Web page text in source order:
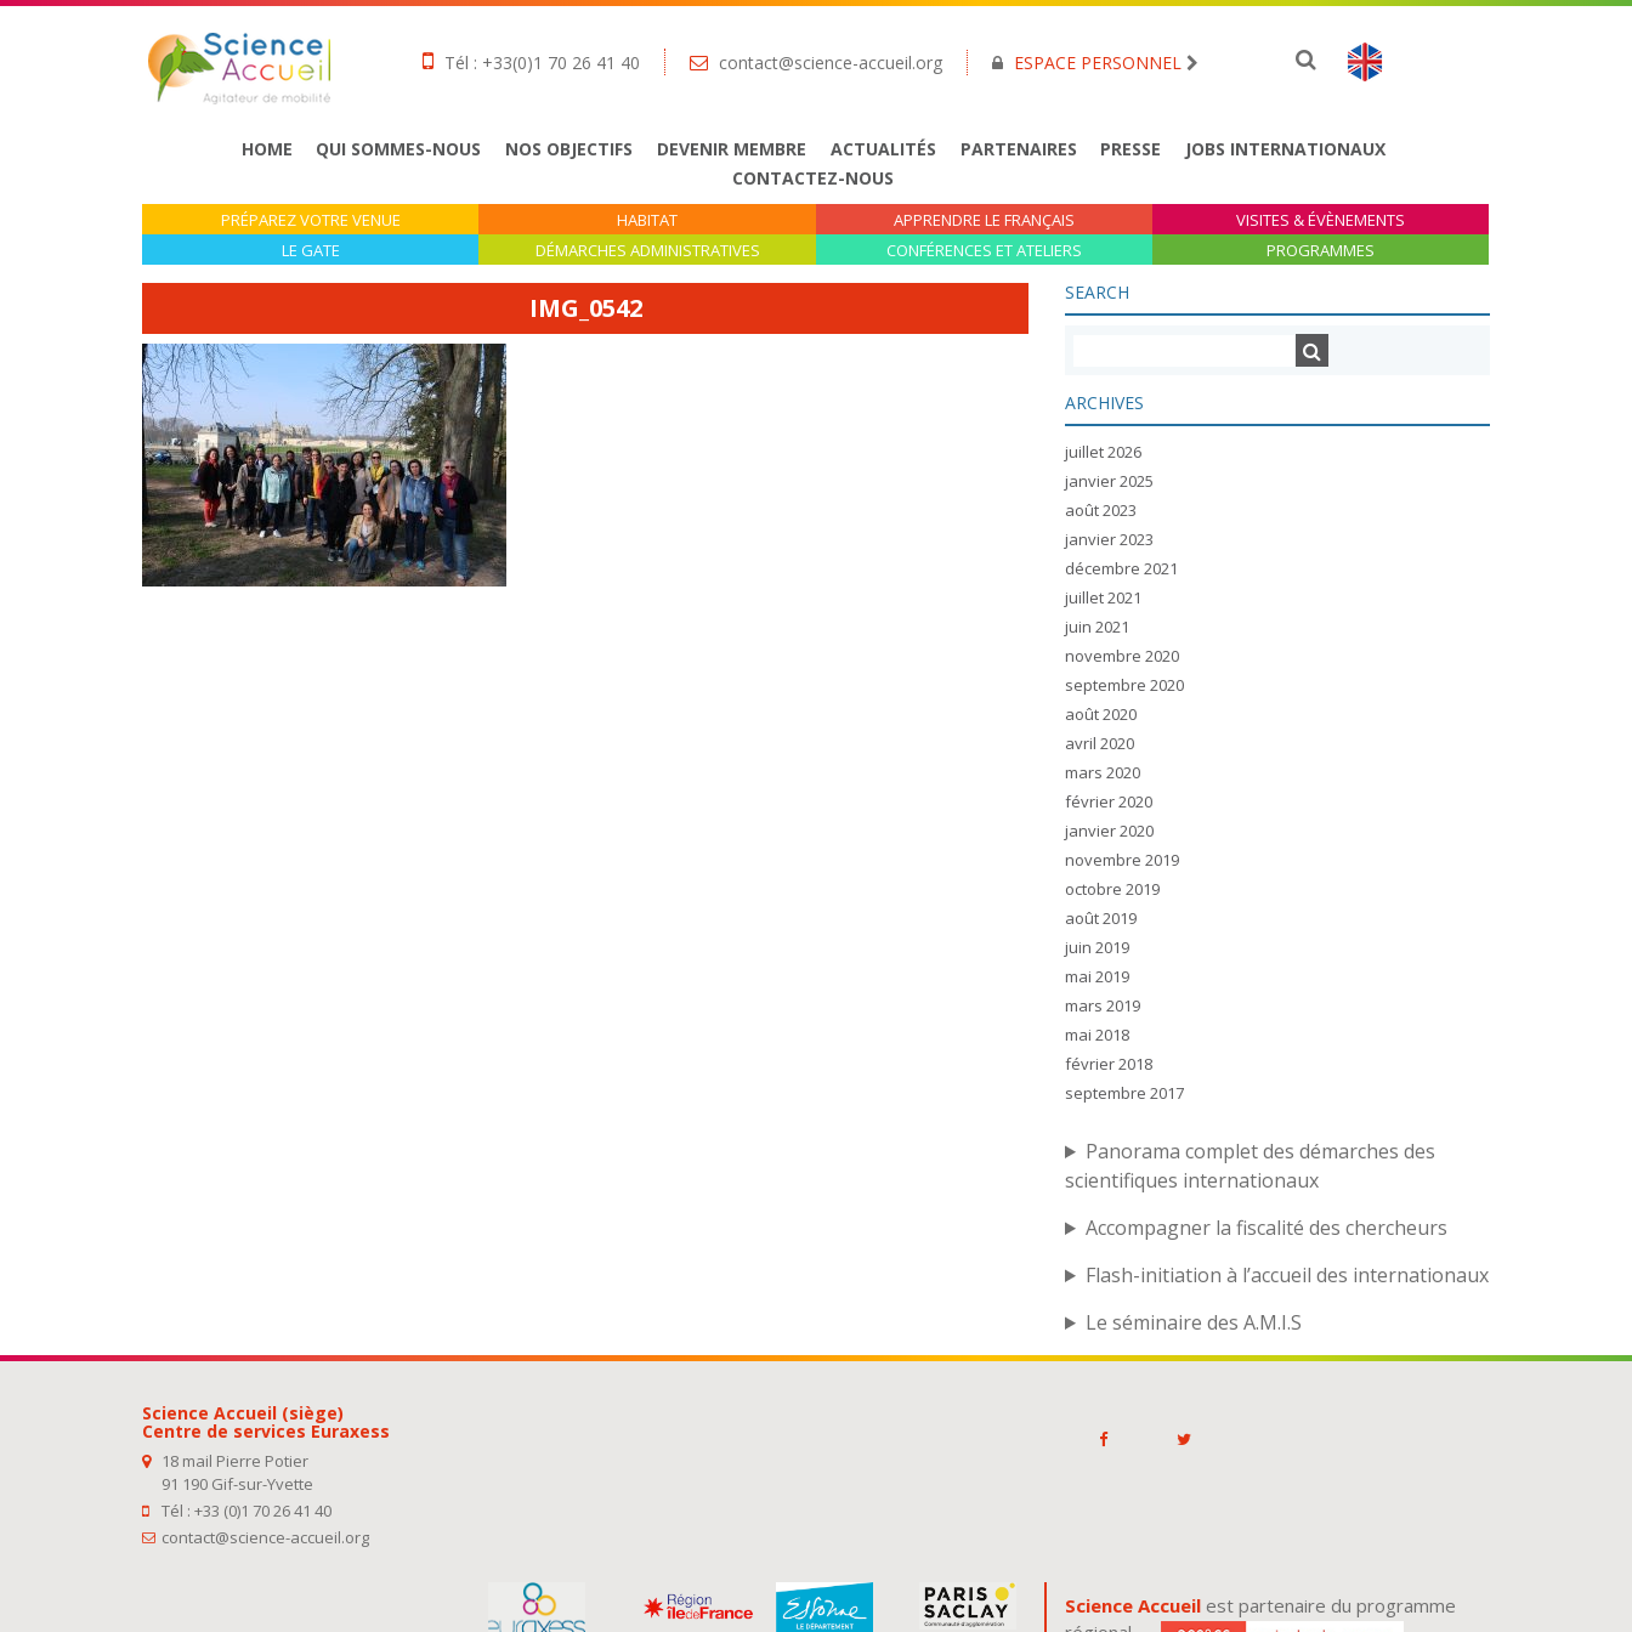
Tél : +33(0)1 70 26 41 40 contact@science-accueil.org ESPACE PERSONNEL
HOME QUI SOMMES-NOUS NOS OBJECTIFS DEVENIR MEMBRE ACTUALITÉS PARTENAIRES PRESSE
JOBS INTERNATIONAUX
CONTACTEZ-NOUS
PRÉPAREZ VOTRE VENUE HABITAT APPRENDRE LE FRANÇAIS
VISITES & ÉVÈNEMENTS
LE GATE
DÉMARCHES ADMINISTRATIVES CONFÉRENCES ET ATELIERS PROGRAMMES
IMG_0542 SEARCH
ARCHIVES
juillet 2026
janvier 2025
août 2023
janvier 2023
décembre 2021
juillet 2021
juin 2021
novembre 2020
septembre 2020
août 2020
avril 2020
mars 2020
février 2020
janvier 2020
novembre 2019
octobre 2019
août 2019
juin 2019
mai 2019
mars 2019
mai 2018
février 2018
septembre 2017
Panorama complet des démarches des
scientifiques internationaux
Accompagner la fiscalité des chercheurs
Flash-initiation à l’accueil des internationaux
Le séminaire des A.M.I.S
Science Accueil (siège)
Centre de services Euraxess
18 mail Pierre Potier
91 190 Gif-sur-Yvette
Tél : +33 (0)1 70 26 41 40
contact@science-accueil.org
Science Accueil est partenaire du programme